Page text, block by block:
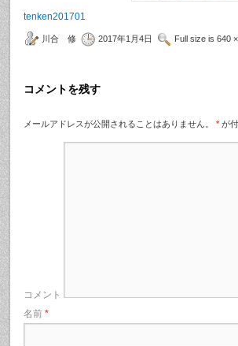
tenken201701
川合 修 2017年1月4日 Full size is 640
コメントを残す
メールアドレスが公開されることはありません。 * が
コメント
名前 *